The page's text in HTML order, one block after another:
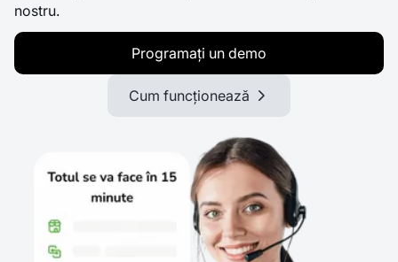
nostru.
Programați un demo
Cum funcționează